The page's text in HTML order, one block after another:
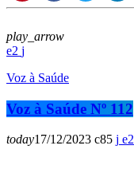
play_arrow
2
Voz à Saúde
Voz à Saúde Nº 112
today17/12/2023 85 2